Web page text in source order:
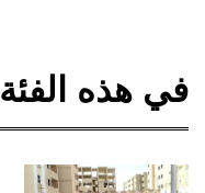
في هذه الفئة